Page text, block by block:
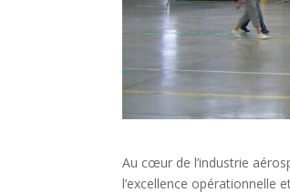
Au cœur de l’industrie
l’excellence opérationnelle